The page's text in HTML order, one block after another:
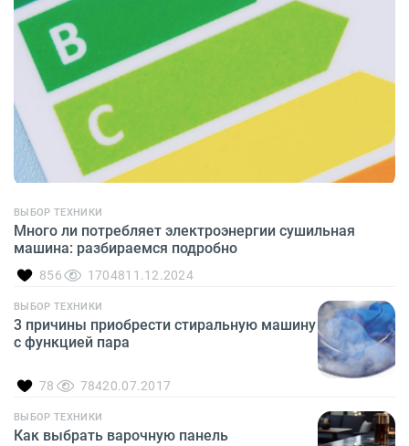
ВЫБОР ТЕХНИКИ
Много ли потребляет электроэнергии сушильная
машина: разбираемся подробно
856 1704811.12.2024
ВЫБОР ТЕХНИКИ
3 причины приобрести стиральную машину
с функцией пара
78 78420.07.2017
ВЫБОР ТЕХНИКИ
Как выбрать варочную панель